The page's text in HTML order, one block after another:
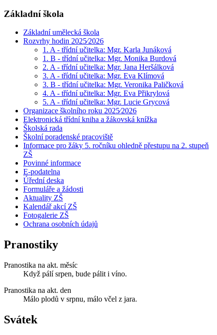
Základní škola
Základní umělecká škola
Rozvrhy hodin 2025⁄2026
1. A - třídní učitelka: Mgr. Karla Junáková
1. B - třídní učitelka: Mgr. Monika Burdová
2. A - třídní učitelka: Mgr. Jana Heršálková
3. A - třídní učitelka: Mgr. Eva Klímová
3. B - třídní učitelka: Mgr. Veronika Paličková
4. A - třídní učitelka: Mgr. Eva Přikrylová
5. A - třídní učitelka: Mgr. Lucie Grycová
Organizace školního roku 2025⁄2026
Elektronická třídní kniha a žákovská knížka
Školská rada
Školní poradenské pracoviště
Informace pro žáky 5. ročníku ohledně přestupu na 2. stupeň
ZŠ
Povinné informace
E-podatelna
Úřední deska
Formuláře a žádosti
Aktuality ZŠ
Kalendář akcí ZŠ
Fotogalerie ZŠ
Ochrana osobních údajů
Pranostiky
Pranostika na akt. měsíc
Když pálí srpen, bude pálit i víno.
Pranostika na akt. den
Málo plodů v srpnu, málo včel z jara.
Svátek